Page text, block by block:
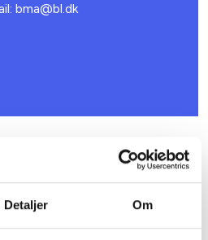
Detaljer Om
bma@bl.dk